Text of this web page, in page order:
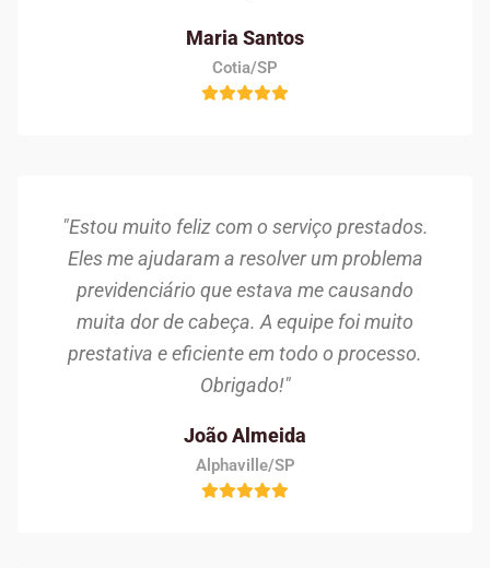
Maria Santos
Cotia/SP
"Estou muito feliz com o serviço prestados.
Eles me ajudaram a resolver um problema
previdenciário que estava me causando
muita dor de cabeça. A equipe foi muito
prestativa e eficiente em todo o processo.
Obrigado!"
João Almeida
Alphaville/SP